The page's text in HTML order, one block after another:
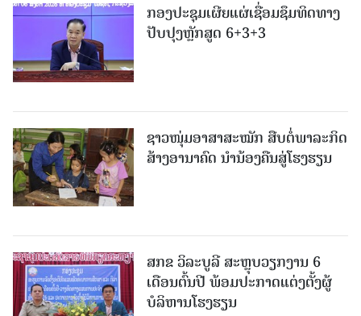
ກອງປະຊຸມເຜີຍແຜ່ເຊື່ອມຊຶມທິດທາງ
ປັບປຸງຫຼັກສູດ 6+3+3
ຊາວໜຸ່ມອາສາສະໝັກ ສືບຕໍ່ພາລະກິດ
ສ້າງອານາຄົດ ນໍານ້ອງຄືນສູ່ໂຮງຮຽນ
ສກຂ ວິລະບູລີ ສະຫຼຸບວຽກງານ 6
ເດືອນຕົ້ນປີ ພ້ອມປະກາດແຕ່ງຕັ້ງຜູ້
ບໍລິຫານໂຮງຮຽນ